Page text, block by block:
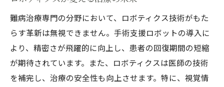
国際的な治療ガイドラインの策定
治療成果を最大化するための条件
治療の未来を担う次世代の専門家育成
難病治療専門の分野において、ロボティクス技術がもた
らす革新は無視できません。手術支援ロボットの導入に
より、精密さが飛躍的に向上し、患者の回復期間の短縮
が期待されています。また、ロボティクスは医師の技術
を補完し、治療の安全性も向上させます。特に、視覚情